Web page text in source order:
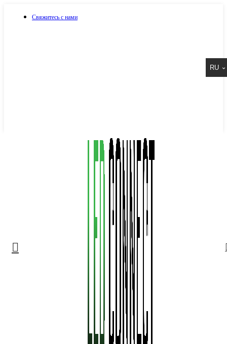
Свяжитесь с нами
RU